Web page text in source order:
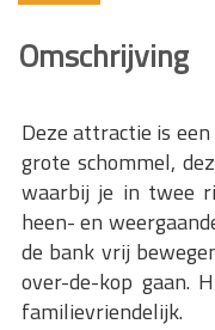
Omschrijving
Deze attractie is
grote schommel,
waarbij je in twee
heen- en
de bank vrij
over-de-kop gaan.
familievriendelijk.